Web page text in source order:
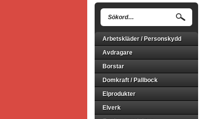
Arbetskläder / Personskydd
Avdragare
Borstar
Domkraft / Pallbock
Elprodukter
Elverk